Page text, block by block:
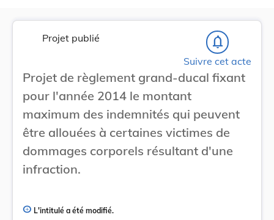
Projet publié notifications_none
Suivre cet acte
Projet de règlement grand-ducal fixant
pour l'année 2014 le montant
maximum des indemnités qui peuvent
être allouées à certaines victimes de
dommages corporels résultant d'une
infraction.
L'intitulé a été modifié.